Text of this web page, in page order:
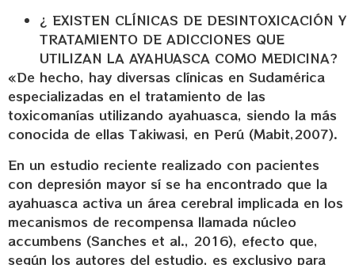
¿ EXISTEN CLÍNICAS DE DESINTOXICACIÓN Y
TRATAMIENTO DE ADICCIONES QUE
UTILIZAN LA AYAHUASCA COMO MEDICINA?
«De hecho, hay diversas clínicas en Sudamérica
especializadas en el tratamiento de las
toxicomanías utilizando ayahuasca, siendo la más
conocida de ellas Takiwasi, en Perú (Mabit,2007).
En un estudio reciente realizado con pacientes
con depresión mayor sí se ha encontrado que la
ayahuasca activa un área cerebral implicada en los
mecanismos de recompensa llamada núcleo
accumbens (Sanches et al., 2016), efecto que,
según los autores del estudio, es exclusivo para